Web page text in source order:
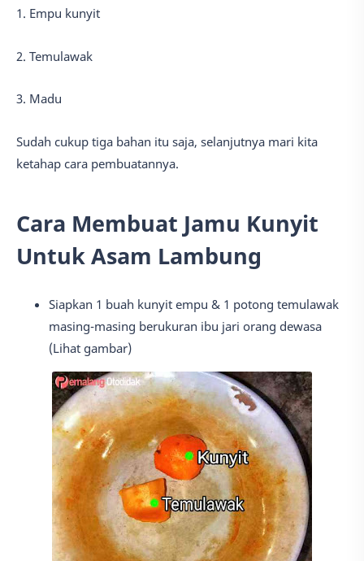
1. Empu kunyit
2. Temulawak
3. Madu
Sudah cukup tiga bahan itu saja, selanjutnya mari kita
ketahap cara pembuatannya.
Cara Membuat Jamu Kunyit
Untuk Asam Lambung
Siapkan 1 buah kunyit empu & 1 potong temulawak
masing-masing berukuran ibu jari orang dewasa
(Lihat gambar)